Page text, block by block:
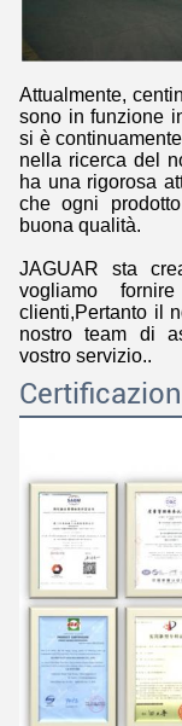
Attualmente,
sono in funzione
si è
nella ricerca del
ha una rigorosa
che ogni
buona qualità.
JAGUAR sta
vogliamo
clienti,Pertanto il
nostro team di
vostro servizio..